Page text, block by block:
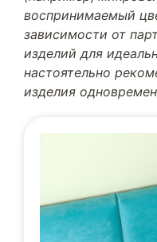
воспринимаемый
зависимости от
изделий для
настоятельно
изделия